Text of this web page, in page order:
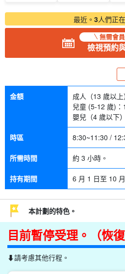
最近。 3人們正
無需會
檢視預約
金額 成人（13 歲以上
兒童 (5-12 歲)：
嬰兒（4 歲以下
時區 8:30~11:30 /
所需時間 約 3 小時。
持有期間 6 月 1 日至 10
本計劃的特色。
目前暫停受理。（恢復
⬇︎請考慮其他行程。